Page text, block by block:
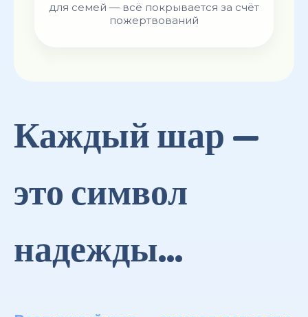
для семей — всё покрывается за счёт
пожертвований
Каждый шар —
это символ
надежды...